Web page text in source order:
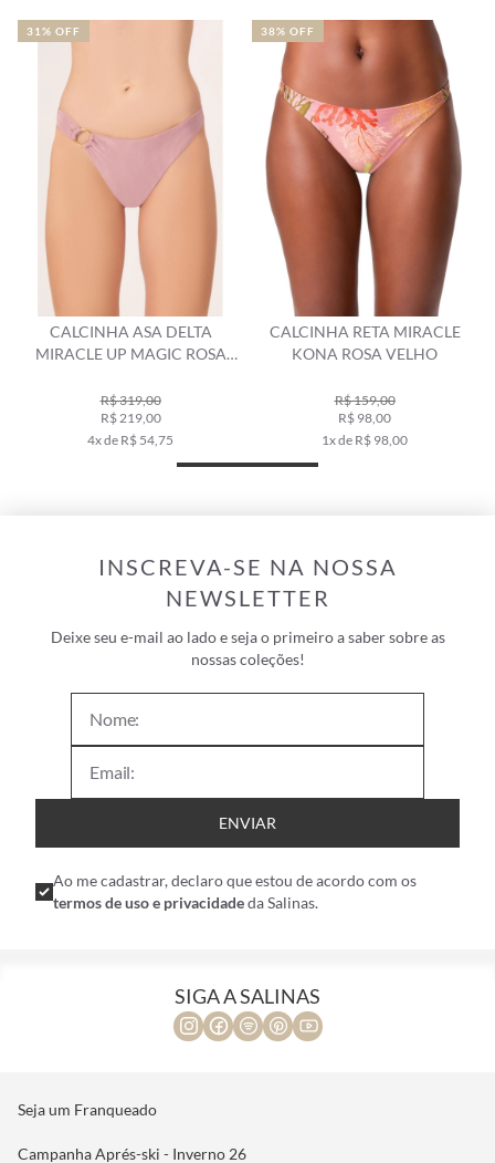
CALCINHA ASA DELTA
MIRACLE UP MAGIC ROSA
R$ 319,00
R$ 219,00
4x de R$ 54,75
31% OFF
CALCINHA RETA MIRACLE
KONA ROSA VELHO
R$ 159,00
R$ 98,00
1x de R$ 98,00
38% OFF
INSCREVA-SE NA NOSSA
NEWSLETTER
Deixe seu e-mail ao lado e seja o primeiro a saber sobre as
nossas coleções!
ENVIAR
Ao me cadastrar, declaro que estou de acordo com os
termos de uso e privacidadeda Salinas.
SIGA A SALINAS
Seja um Franqueado
Campanha Aprés-ski - Inverno 26